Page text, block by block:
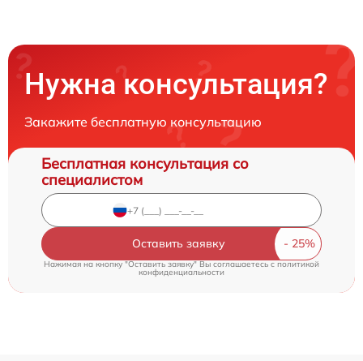
Нужна консультация?
Закажите бесплатную консультацию
Бесплатная консультация со
специалистом
Оставить заявку
Нажимая на кнопку "Оставить заявку" Вы соглашаетесь cполитикой
конфиденциальности